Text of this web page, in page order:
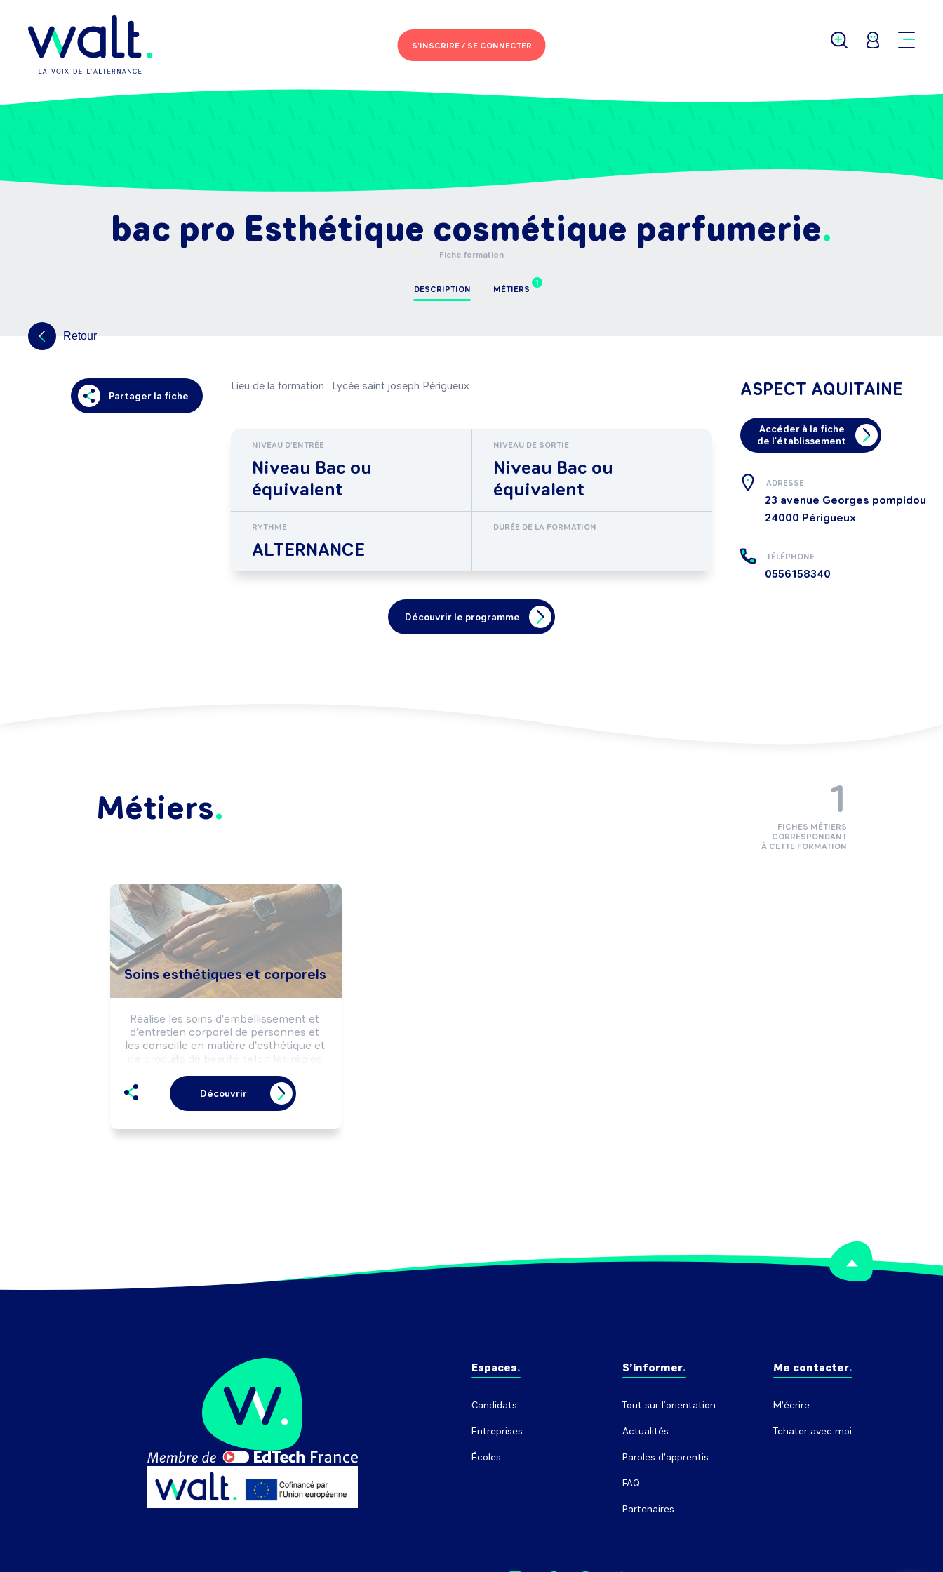
S'INSCRIRE /SE CONNECTER
bac pro Esthétique cosmétique parfumerie
Fiche formation
DESCRIPTION
1
MÉTIERS
Retour
Partager la fiche
Lieu de la formation : Lycée saint joseph Périgueux
NIVEAU D'ENTRÉE
Niveau Bac ou
équivalent
NIVEAU DE SORTIE
Niveau Bac ou
équivalent
RYTHME
ALTERNANCE
DURÉE DE LA FORMATION
Découvrir le programme
ASPECT AQUITAINE
Accéder à la fiche
de l'établissement
ADRESSE
23 avenue Georges pompidou
24000 Périgueux
TÉLÉPHONE
0556158340
Métiers
Soins esthétiques et corporels
Réalise les soins d'embellissement et
d'entretien corporel de personnes et
les conseille en matière d'esthétique et
de produits de beauté selon les règles
Peut encadrer une équipe ou diriger
une structure.
Découvrir
1
FICHES MÉTIERS
CORRESPONDANT
À CETTE FORMATION
Espaces
Candidats
Entreprises
Écoles
S’informer
Tout sur l’orientation
Actualités
Paroles d'apprentis
FAQ
Partenaires
Me contacter
M'écrire
Tchater avec moi